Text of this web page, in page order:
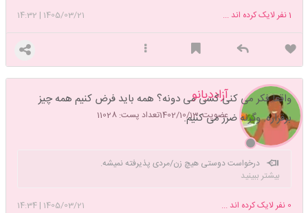
1405/03/21
|
14:32 1نفر لایک کرده اند ...
آزاددبانو
عضویت: 1402/10/13 تعداد پست: 11028
واقعا فکر می کنی کسی می دونه؟ همه باید فرض کنیم همه چیز
برقراره. وگرنه ضرر می کنیم.
درخواست دوستی هیچ زن/مردی پذیرفته نمیشه.
بیشتر ببینید
1405/03/21
|
14:34 0 نفر لایک کرده اند ...